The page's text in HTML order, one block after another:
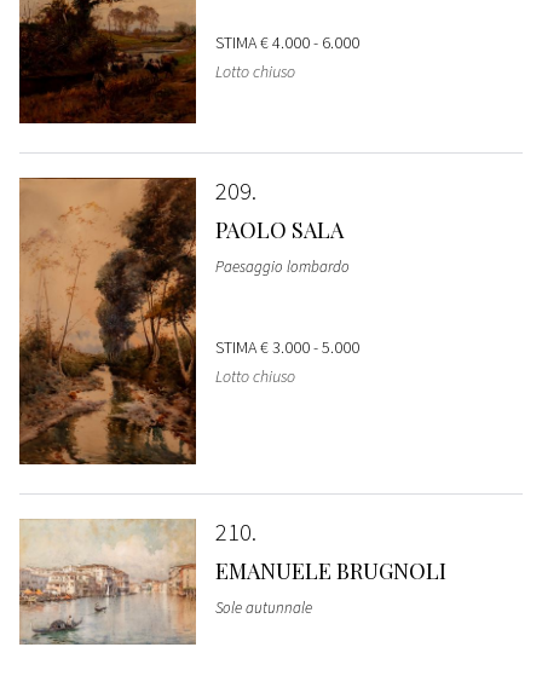
STIMA€ 4.000 - 6.000
Lotto chiuso
209
PAOLO SALA
Paesaggio lombardo
STIMA€ 3.000 - 5.000
Lotto chiuso
210
EMANUELE BRUGNOLI
Sole autunnale